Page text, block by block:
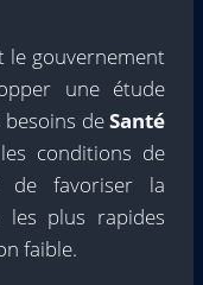
le gouvernement
une étude
deSanté
conditions de
favoriser la
les plus rapides
faible.